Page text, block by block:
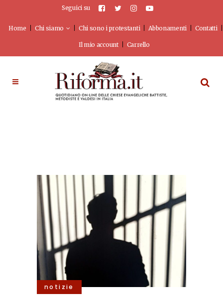
Seguici su
Home Chi siamo Chi sono i protestanti Abbonamenti Contatti
Il mio account Carrello
notizie